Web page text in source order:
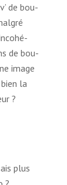
de bou­
de bou­
image
la
?
plus